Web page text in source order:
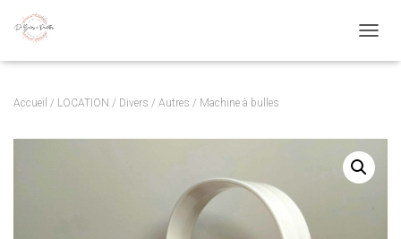
Accueil / LOCATION / Divers / Autres / Machine à bulles